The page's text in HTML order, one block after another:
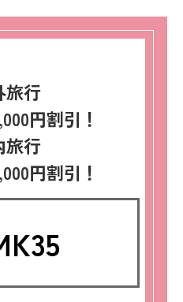
旅行
円割引！
旅行
円割引！